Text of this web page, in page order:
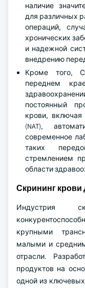
наличие
для различных
операций,
хронических
и надежной
внедрению
Кроме того,
переднем
постоянный
крови, включая
(NAT),
современное
таких
стремлением
области
Скрининг
Индустрия
крупными
малыми и
отрасли.
продуктов на
одной из